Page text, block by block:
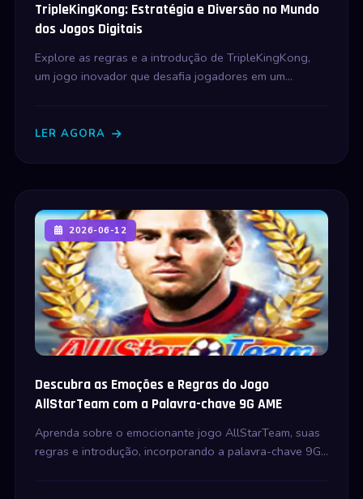
TripleKingKong: Estratégia e Diversão no Mundo
dos Jogos Digitais
Explore as regras e a introdução de TripleKingKong,
um jogo inovador que desafia jogadores em um
LER AGORA
2026-06-12
Descubra as Emoções e Regras do Jogo
AllStarTeam com a Palavra-chave 9G AME
Aprenda sobre o emocionante jogo AllStarTeam, suas
regras e introdução, incorporando a palavra-chave 9G